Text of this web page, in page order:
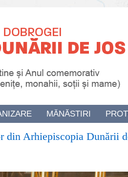
MĂNĂSTIRI
din Arhiepiscopia Dunării